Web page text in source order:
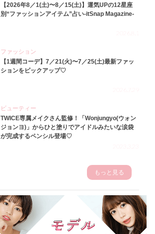
【2026年8／1(土)〜8／15(土)】運気UPの12星座
別“ファッションアイテム”占い-itSnap Magazine-
ファッション
【1週間コーデ】7／21(火)〜7／25(土)最新ファッ
ションをピックアップ♡
ビューティー
TWICE専属メイクさん監修！「Wonjungyo(ウォン
ジョンヨ)」からひと塗りでアイドルみたいな涙袋
が完成するペンシル登場♡
もっと見る